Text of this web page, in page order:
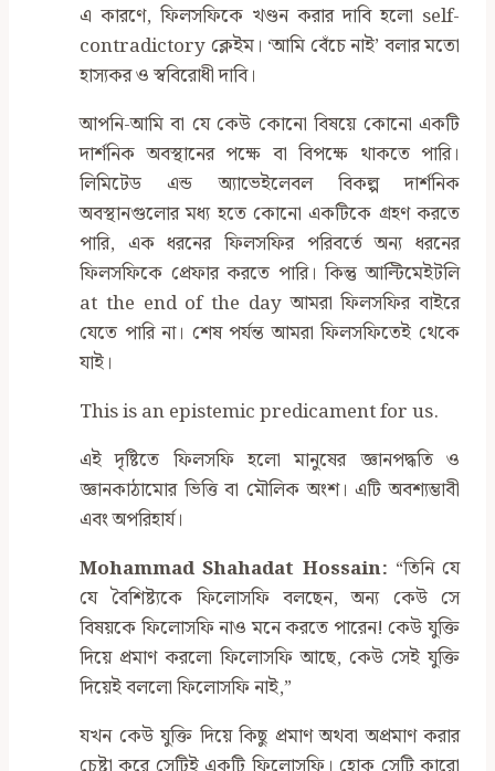
এ কারণে, ফিলসফিকে খণ্ডন করার দাবি হলো self-
contradictory ক্লেইম। ‌‘আমি বেঁচে নাই’ বলার মতো
হাস্যকর ও স্ববিরোধী দাবি।
আপনি-আমি বা যে কেউ কোনো বিষয়ে কোনো একটি
দার্শনিক অবস্থানের পক্ষে বা বিপক্ষে থাকতে পারি।
লিমিটেড এন্ড অ্যাভেইলেবল বিকল্প দার্শনিক
অবস্থানগুলোর মধ্য হতে কোনো একটিকে গ্রহণ করতে
পারি, এক ধরনের ফিলসফির পরিবর্তে অন্য ধরনের
ফিলসফিকে প্রেফার করতে পারি। কিন্তু আল্টিমেইটলি
at the end of the day আমরা ফিলসফির বাইরে
যেতে পারি না। শেষ পর্যন্ত আমরা ফিলসফিতেই থেকে
যাই।
This is an epistemic predicament for us.
এই দৃষ্টিতে ফিলসফি হলো মানুষের জ্ঞানপদ্ধতি ও
জ্ঞানকাঠামোর ভিত্তি বা মৌলিক অংশ। এটি অবশ্যম্ভাবী
এবং অপরিহার্য।
Mohammad Shahadat Hossain: ‍“তিনি যে
যে বৈশিষ্ট্যকে ফিলোসফি বলছেন, অন্য কেউ সে
বিষয়কে ফিলোসফি নাও মনে করতে পারেন! কেউ যুক্তি
দিয়ে প্রমাণ করলো ফিলোসফি আছে, কেউ সেই যুক্তি
দিয়েই বললো ফিলোসফি নাই,”
যখন কেউ যুক্তি দিয়ে কিছু প্রমাণ অথবা অপ্রমাণ করার